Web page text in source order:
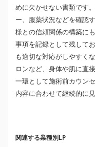
めに欠かせない書類です
ー、服薬状況などを確認
様との信頼関係の構築に
事項を記録として残して
も適切な対応がしやすく
ロンなど、身体や肌に直
一環として施術前カウン
内容に合わせて継続的に
関連する業種別LP